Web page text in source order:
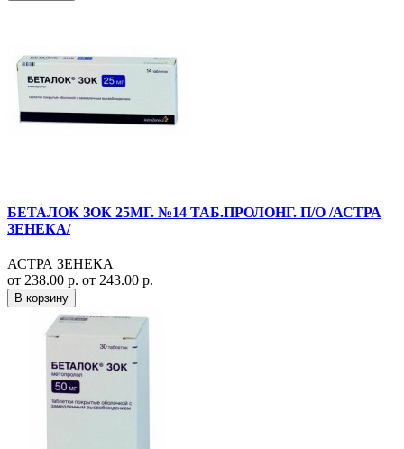
БЕТАЛОК ЗОК 25МГ. №14 ТАБ.ПРОЛОНГ. П/О /АСТРА
ЗЕНЕКА/
АСТРА ЗЕНЕКА
от 238.00 р. от 243.00 р.
В корзину